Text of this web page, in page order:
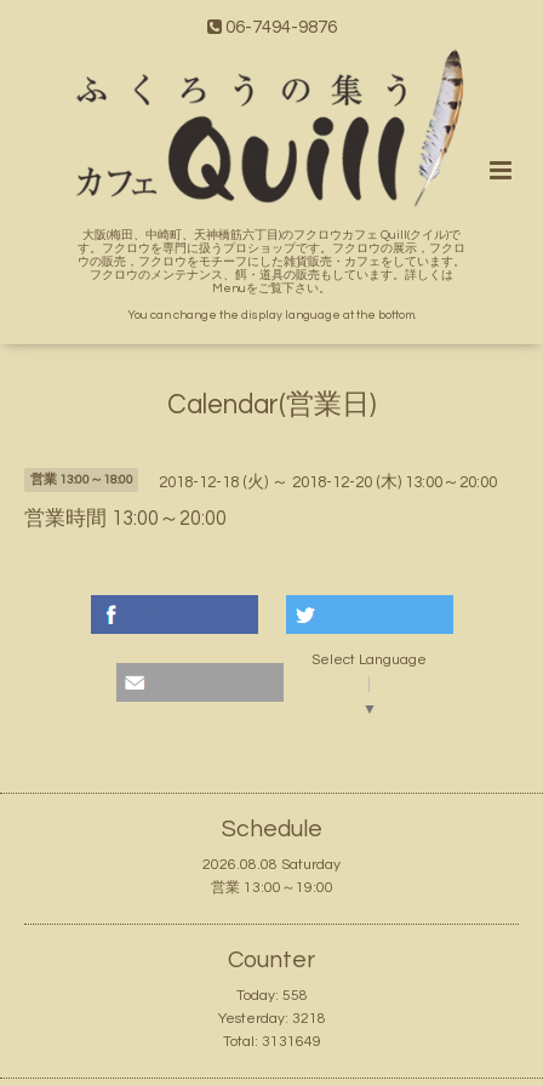
06-7494-9876
大阪(梅田、中崎町、天神橋筋六丁目)のフクロウカフェ Quill(クイル)で
す。フクロウを専門に扱うプロショップです。フクロウの展示，フクロ
ウの販売，フクロウをモチーフにした雑貨販売・カフェをしています。
フクロウのメンテナンス、餌・道具の販売もしています。詳しくは
Menuをご覧下さい。
You can change the display language at the bottom.
Calendar(営業日)
営業 13:00～18:00 2018-12-18 (火) ～ 2018-12-20 (木) 13:00～20:00
営業時間 13:00～20:00
Select Language
▼
Schedule
2026.08.08 Saturday
営業 13:00～19:00
Counter
Today: 558
Yesterday: 3218
Total: 3131649